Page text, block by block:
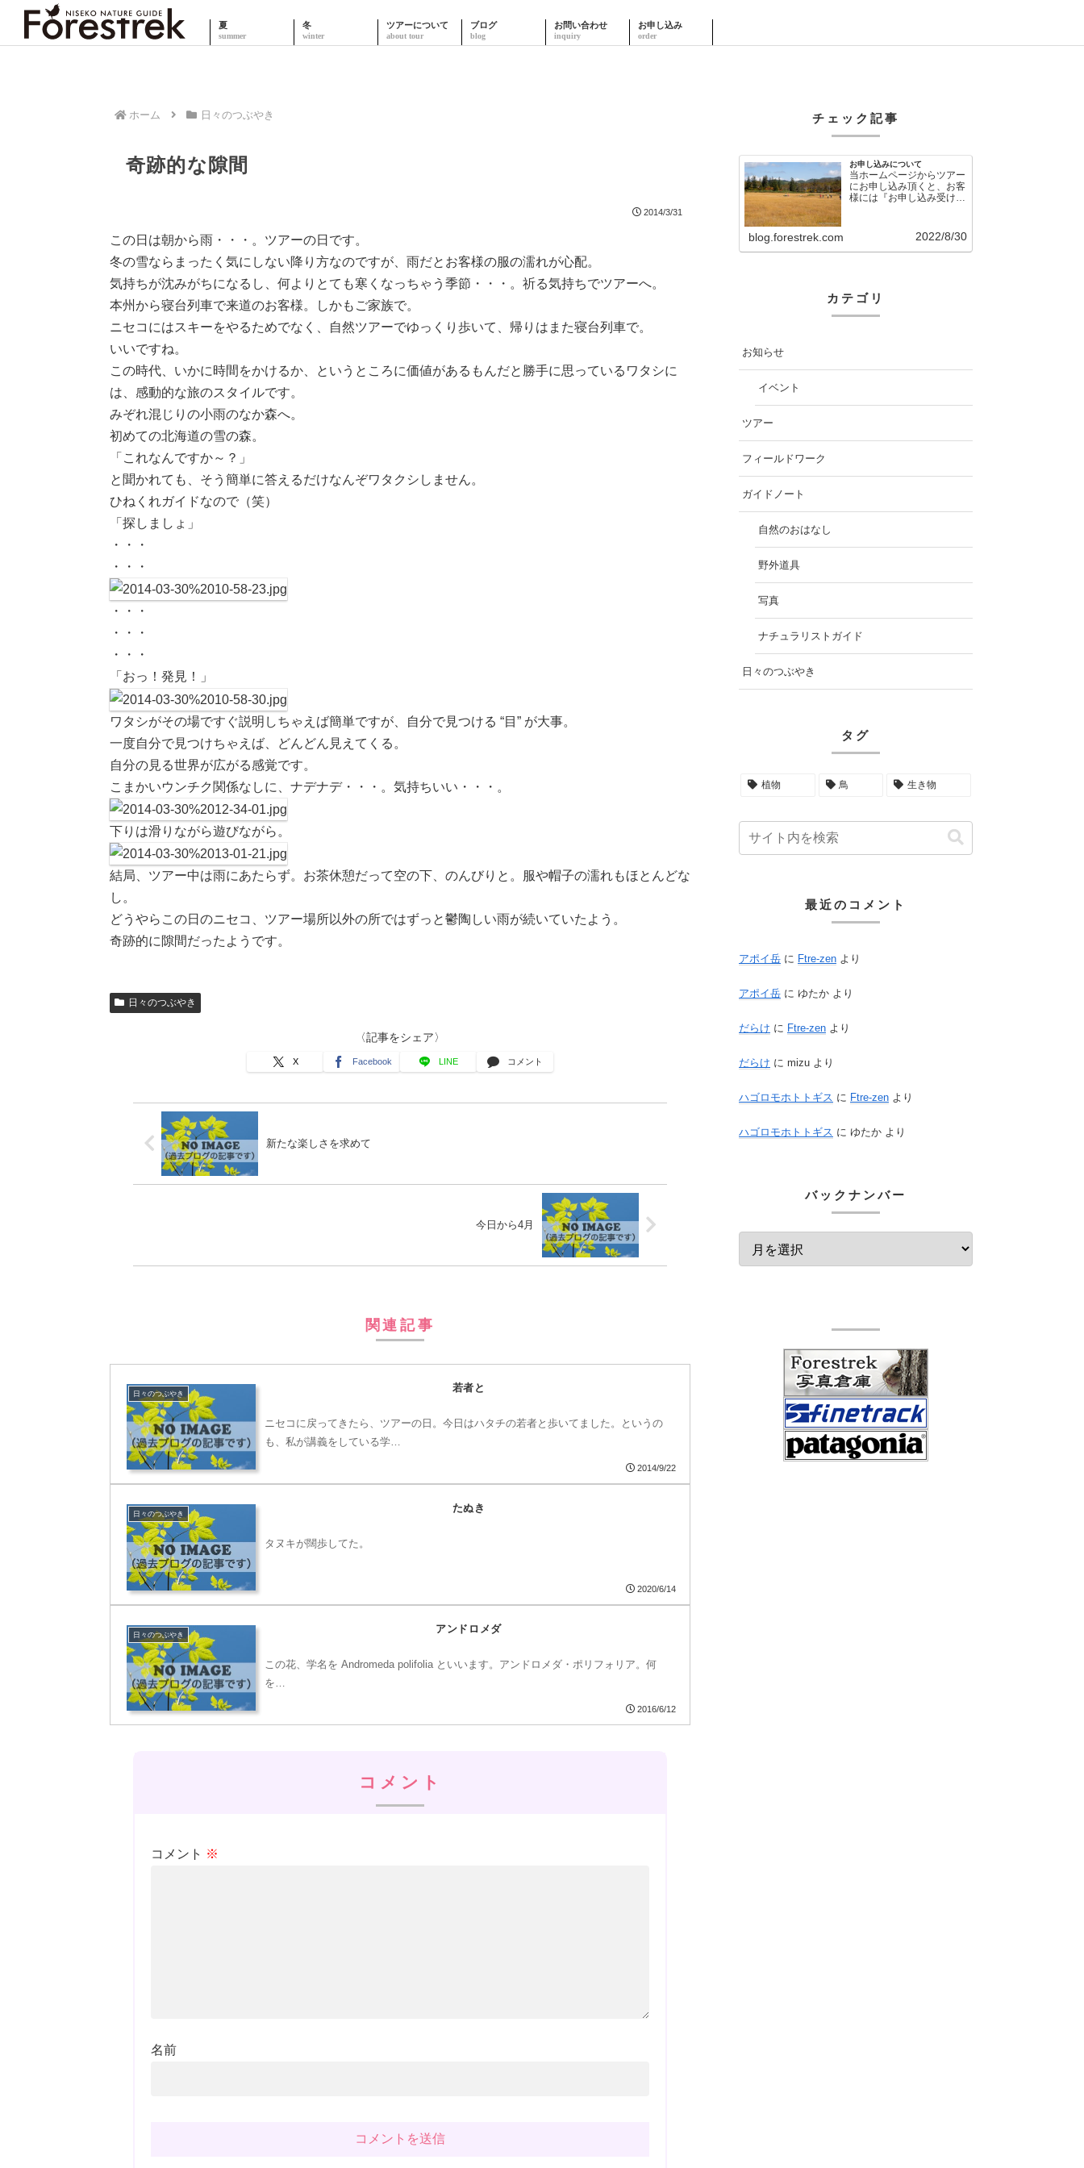
夏 冬 ツアーについて ブログ お問い合わせ お申し込み
ホーム 日々のつぶやき
奇跡的な隙間
2014/3/31
この日は朝から雨・・・。ツアーの日です。
冬の雪ならまったく気にしない降り方なのですが、雨だとお客様の服の濡れが心配。
気持ちが沈みがちになるし、何よりとても寒くなっちゃう季節・・・。祈る気持ちでツアーへ。
本州から寝台列車で来道のお客様。しかもご家族で。
ニセコにはスキーをやるためでなく、自然ツアーでゆっくり歩いて、帰りはまた寝台列車で。
いいですね。
この時代、いかに時間をかけるか、というところに価値があるもんだと勝手に思っているワタシに
は、感動的な旅のスタイルです。
みぞれ混じりの小雨のなか森へ。
初めての北海道の雪の森。
「これなんですか～？」
と聞かれても、そう簡単に答えるだけなんぞワタクシしません。
ひねくれガイドなので（笑）
「探しましょ」
・・・
・・・
・・・
・・・
・・・
「おっ！発見！」
ワタシがその場ですぐ説明しちゃえば簡単ですが、自分で見つける “目” が大事。
一度自分で見つけちゃえば、どんどん見えてくる。
自分の見る世界が広がる感覚です。
こまかいウンチク関係なしに、ナデナデ・・・。気持ちいい・・・。
下りは滑りながら遊びながら。
結局、ツアー中は雨にあたらず。お茶休憩だって空の下、のんびりと。服や帽子の濡れもほとんどな
し。
どうやらこの日のニセコ、ツアー場所以外の所ではずっと鬱陶しい雨が続いていたよう。
奇跡的に隙間だったようです。
日々のつぶやき
〈記事をシェア〉
X Facebook LINE コメント
新たな楽しさを求めて
今日から4月
関連記事
日々のつぶやき
若者と
ニセコに戻ってきたら、ツアーの日。今日はハタチの若者と歩いてました。というの
も、私が講義をしている学…
2014/9/22
日々のつぶやき
たぬき
タヌキが闊歩してた。
2020/6/14
日々のつぶやき
アンドロメダ
この花、学名を Andromeda polifolia といいます。アンドロメダ・ポリフォリア。何
を…
2016/6/12
コメント
コメント ※
名前
チェック記事
お申し込みについて
当ホームページからツアー
にお申し込み頂くと、お客
様には『お申し込み受け付
blog.forestrek.com 2022/8/30
カテゴリ
お知らせ
イベント
ツアー
フィールドワーク
ガイドノート
自然のおはなし
野外道具
写真
ナチュラリストガイド
日々のつぶやき
タグ
植物 鳥 生き物
最近のコメント
アポイ岳 に Ftre-zen より
アポイ岳 に ゆたか より
だらけ に Ftre-zen より
だらけ に mizu より
ハゴロモホトトギス に Ftre-zen より
ハゴロモホトトギス に ゆたか より
バックナンバー